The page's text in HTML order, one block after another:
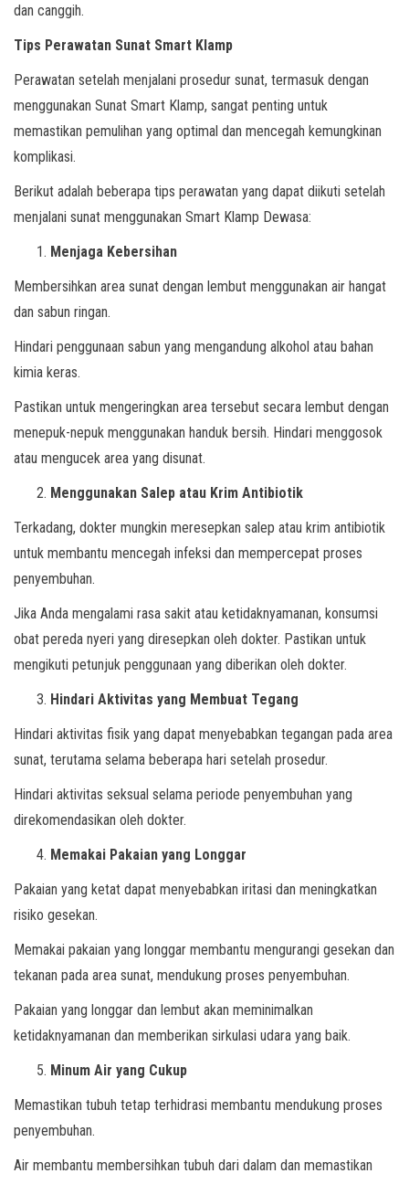
dan canggih.
Tips Perawatan Sunat Smart Klamp
Perawatan setelah menjalani prosedur sunat, termasuk dengan
menggunakan Sunat Smart Klamp, sangat penting untuk
memastikan pemulihan yang optimal dan mencegah kemungkinan
komplikasi.
Berikut adalah beberapa tips perawatan yang dapat diikuti setelah
menjalani sunat menggunakan Smart Klamp Dewasa:
Menjaga Kebersihan
Membersihkan area sunat dengan lembut menggunakan air hangat
dan sabun ringan.
Hindari penggunaan sabun yang mengandung alkohol atau bahan
kimia keras.
Pastikan untuk mengeringkan area tersebut secara lembut dengan
menepuk-nepuk menggunakan handuk bersih. Hindari menggosok
atau mengucek area yang disunat.
Menggunakan Salep atau Krim Antibiotik
Terkadang, dokter mungkin meresepkan salep atau krim antibiotik
untuk membantu mencegah infeksi dan mempercepat proses
penyembuhan.
Jika Anda mengalami rasa sakit atau ketidaknyamanan, konsumsi
obat pereda nyeri yang diresepkan oleh dokter. Pastikan untuk
mengikuti petunjuk penggunaan yang diberikan oleh dokter.
Hindari Aktivitas yang Membuat Tegang
Hindari aktivitas fisik yang dapat menyebabkan tegangan pada area
sunat, terutama selama beberapa hari setelah prosedur.
Hindari aktivitas seksual selama periode penyembuhan yang
direkomendasikan oleh dokter.
Memakai Pakaian yang Longgar
Pakaian yang ketat dapat menyebabkan iritasi dan meningkatkan
risiko gesekan.
Memakai pakaian yang longgar membantu mengurangi gesekan dan
tekanan pada area sunat, mendukung proses penyembuhan.
Pakaian yang longgar dan lembut akan meminimalkan
ketidaknyamanan dan memberikan sirkulasi udara yang baik.
Minum Air yang Cukup
Memastikan tubuh tetap terhidrasi membantu mendukung proses
penyembuhan.
Air membantu membersihkan tubuh dari dalam dan memastikan